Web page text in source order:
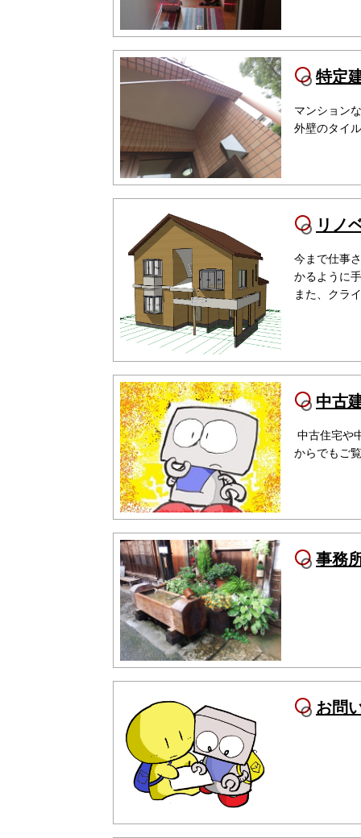
特定
マンション
外壁のタイ
リノ
今まで仕事
かるように
また、クラ
中古
中古住宅や
からでもご
事務
お問